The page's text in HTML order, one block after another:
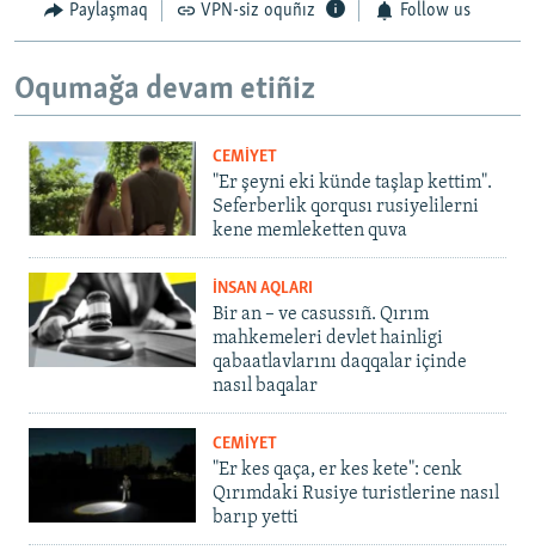
Paylaşmaq VPN-siz oquñız Follow us
Oqumağa devam etiñiz
CEMİYET
"Er şeyni eki künde taşlap kettim".
Seferberlik qorqusı rusiyelilerni
kene memleketten quva
İNSAN AQLARI
Bir an – ve casussıñ. Qırım
mahkemeleri devlet hainligi
qabaatlavlarını daqqalar içinde
nasıl baqalar
CEMİYET
"Er kes qaça, er kes kete": cenk
Qırımdaki Rusiye turistlerine nasıl
barıp yetti